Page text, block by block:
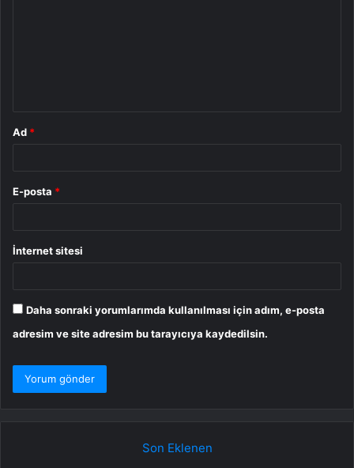
Ad *
E-posta *
İnternet sitesi
Daha sonraki yorumlarımda kullanılması için adım, e-posta
adresim ve site adresim bu tarayıcıya kaydedilsin.
Son Eklenen